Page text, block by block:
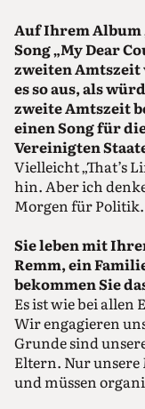
Auf Ihrem Album
Song „My Dear
zweiten Amtszeit
es so aus, als
zweite Amtszeit
einen Song für
Vereinigten
Vielleicht „That’s
hin. Aber ich
Morgen für Politik.
Sie leben mit
Remm, ein
bekommen Sie
Es ist wie bei allen
Wir engagieren
Grunde sind
Eltern. Nur unsere
und müssen